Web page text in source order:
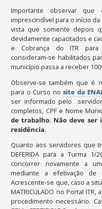
Importante observar
imprescindível para o início
vista que somente depois
devidamente capacitados e
e Cobrança do ITR para
consideram-se habilitados
município passa a receber
Observe-se também que é
para o Curso nosite da
ser informado pelo
completos, CPF e Nome
de trabalho. Não deve ser
residência.
Quanto aos servidores que
DEFERIDA para a Turma
concorrer novamente a
mediante a efetivação de
Acrescente-se que, caso a
MATRICULADO no Portal
procedimento necessário.